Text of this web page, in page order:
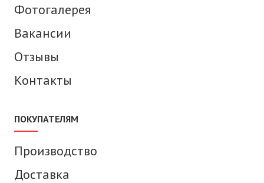
Фотогалерея
Вакансии
Отзывы
Контакты
ПОКУПАТЕЛЯМ
Производство
Доставка